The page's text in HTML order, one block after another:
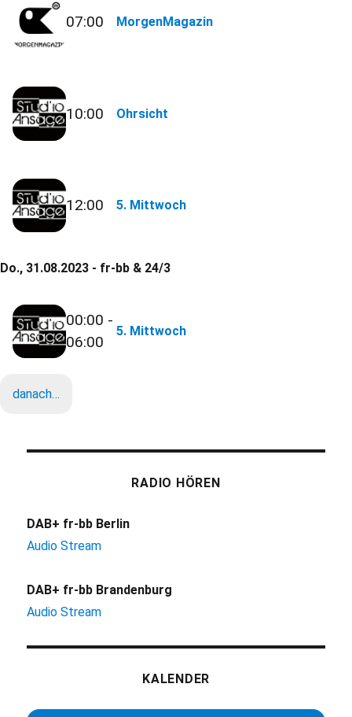
07:00 MorgenMagazin
10:00 Ohrsicht
12:00 5. Mittwoch
Do., 31.08.2023 - fr-bb & 24/3
00:00 -
06:00
5. Mittwoch
danach…
RADIO HÖREN
DAB+ fr-bb Berlin
Audio Stream
DAB+ fr-bb Brandenburg
Audio Stream
KALENDER